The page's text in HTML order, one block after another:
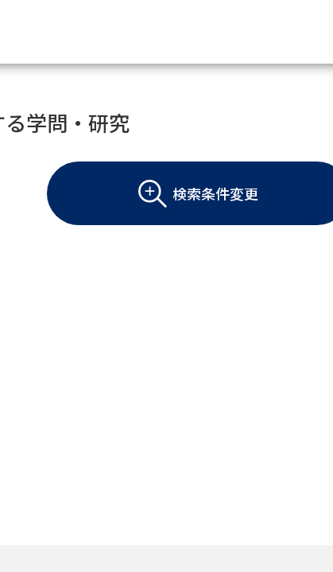
大学・短大の資料種類か
大学パンフ
学部・学科パンフ
総合型選抜・学校推薦型選抜 募
る学問・研究
検索条件変更